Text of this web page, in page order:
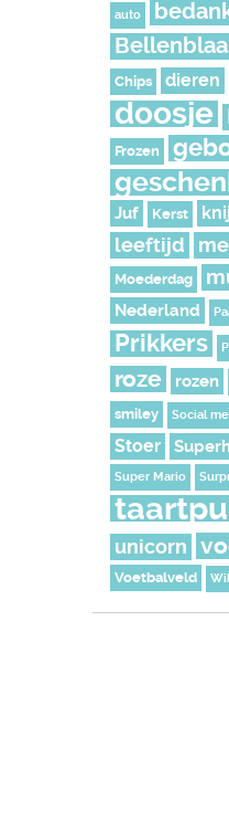
auto
Chips dieren
doosje
Frozen
Juf Kerst
leeftijd
Moederdag
Nederland
Prikkers
roze rozen
smiley Social
Stoer
Super Mario
unicorn
Voetbalveld